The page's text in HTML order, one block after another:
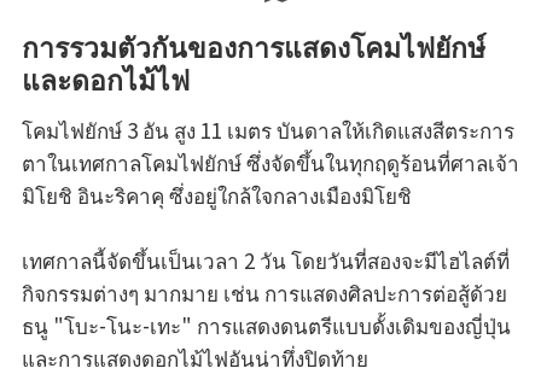
การรวมตัวกันของการแสดงโคมไฟยักษ์
และดอกไม้ไฟ
โคมไฟยักษ์ 3 อัน สูง 11 เมตร บันดาลให้เกิดแสงสีตระการ
ตาในเทศกาลโคมไฟยักษ์ ซึ่งจัดขึ้นในทุกฤดูร้อนที่ศาลเจ้า
มิโยชิ อินะริคาคุ ซึ่งอยู่ใกล้ใจกลางเมืองมิโยชิ
เทศกาลนี้จัดขึ้นเป็นเวลา 2 วัน โดยวันที่สองจะมีไฮไลต์ที่
กิจกรรมต่างๆ มากมาย เช่น การแสดงศิลปะการต่อสู้ด้วย
ธนู "โบะ-โนะ-เทะ" การแสดงดนตรีแบบดั้งเดิมของญี่ปุ่น
และการแสดงดอกไม้ไฟอันน่าทึ่งปิดท้าย